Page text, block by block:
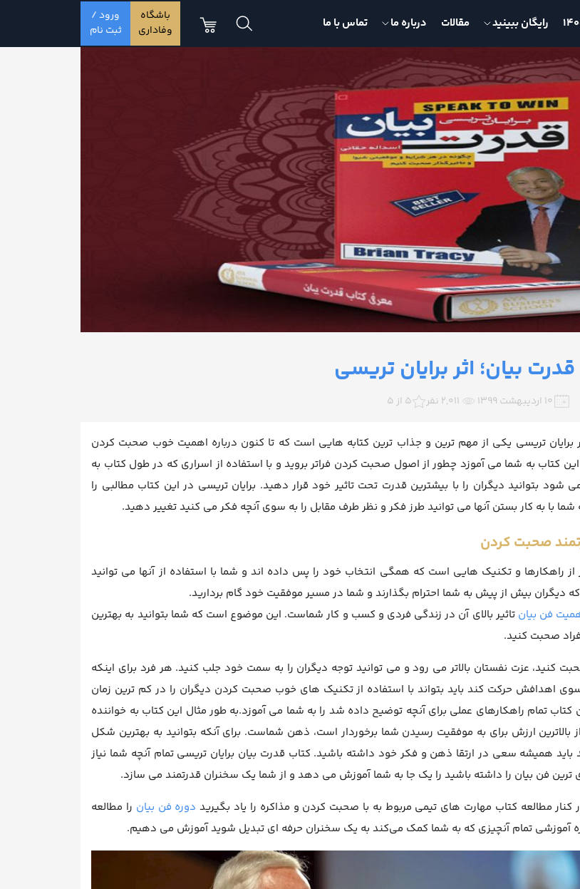
رایگان ببینید مقالات درباره ما تماس با ما
باشگاه
وفاداری
ورود /
ثبت نام
بیان؛ اثر برایان تریسی
۱۰ اردیبهشت ۱۳۹۹ 2,011 نفر 5 از 5
برایان تریسی یکی از مهم ترین و جذاب ترین کتابه هایی است که تا کنون درباره اهمیت خوب صحبت کردن
کتاب به شما می آموزد چطور از اصول صحبت کردن فراتر بروید و با استفاده از اسراری که در طول کتاب به
بتوانید دیگران را با بیشترین قدرت تحت تاثیر خود قرار دهید. برایان تریسی در این کتاب مطالبی را
با به کار بستن آنها می توانید طرز فکر و نظر طرف مقابل را به سوی آنچه فکر می کنید تغییر دهید.
صحبت کردن
از راهکارها و تکنیک هایی است که همگی انتخاب خود را پس داده اند و شما با استفاده از آنها می توانید
دیگران بیش از پیش به شما احترام بگذارند و شما در مسیر موفقیت خود گام بردارید.
فن بیان تاثیر بالای آن در زندگی فردی و کسب و کار شماست. این موضوع است که شما بتوانید به بهترین
صحبت کنید.
کنید، عزت نفستان بالاتر می رود و می توانید توجه دیگران را به سمت خود جلب کنید. هر فرد برای اینکه
سوی اهدافش حرکت کند باید بتواند با استفاده از تکنیک های خوب صحبت کردن دیگران را در کم ترین زمان
کتاب تمام راهکارهای عملی برای آنچه توضیح داده شد را به شما می آموزد.به طور مثال این کتاب به خواننده
بالاترین ارزش برای به موفقیت رسیدن شما برخوردار است، ذهن شماست. برای آنکه بتوانید به بهترین شکل
همیشه سعی در ارتقا ذهن و فکر خود داشته باشید. کتاب قدرت بیان برایان تریسی تمام آنچه شما نیاز
ترین فن بیان را داشته باشید را یک جا به شما آموزش می دهد و از شما یک سخنران قدرتمند می سازد.
مطالعه کتاب مهارت های تیمی مربوط به با صحبت کردن و مذاکره را یاد بگیرید دوره فن بیان را مطالعه
آموزشی تمام آنچیزی که به شما کمک می‌کند به یک سخنران حرفه ای تبدیل شوید آموزش می دهیم.